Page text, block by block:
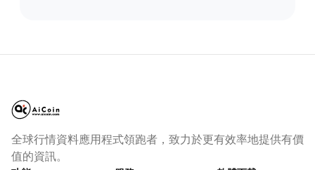
全球行情資料應用程式領跑者，致力於更有效率地提供有價
值的資訊。